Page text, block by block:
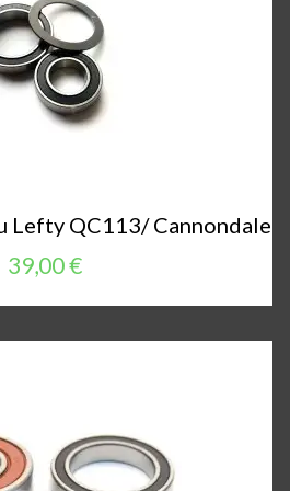
Lefty QC113/ Cannondale
39,00 €